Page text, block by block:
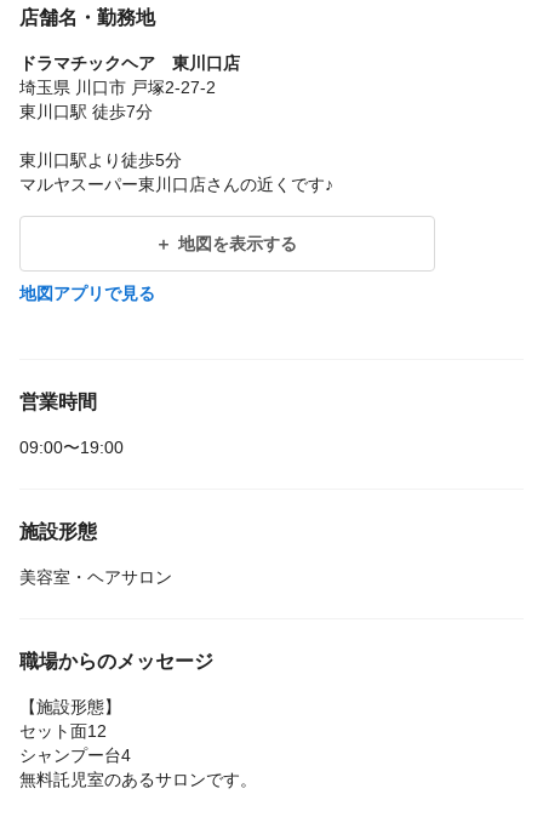
店舗名・勤務地
ドラマチックヘア 東川口店
埼玉県 川口市 戸塚2-27-2
東川口駅 徒歩7分
東川口駅より徒歩5分
マルヤスーパー東川口店さんの近くです♪
地図を表示する
地図アプリで見る
営業時間
09:00〜19:00
施設形態
美容室・ヘアサロン
職場からのメッセージ
【施設形態】
セット面12
シャンプー台4
無料託児室のあるサロンです。